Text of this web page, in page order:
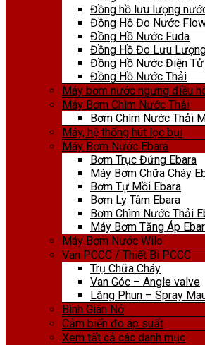
Đồng hồ lưu lượng
Đồng Hồ Đo Nước
Đồng Hồ Nước Fuda
Đồng Hồ Đo Lưu
Đồng Hồ Nước Điện Tử
Đồng Hồ Nước Thải
Máy bơm nước ngưng điều
Máy Bơm Chìm Nước Thải
Bơm Chìm Nước Thải
Máy, hệ thống hút lọc bụi
Máy Bơm Nước Ebara
Bơm Trục Đứng Ebara
Máy Bơm Chữa Cháy
Bơm Tự Mồi Ebara
Bơm Ly Tâm Ebara
Bơm Chìm Nước Thải
Máy Bơm Tăng Áp
Máy Bơm Nước Wilo
Van PCCC / Thiết Bị PCCC
Trụ Chữa Cháy
Van Góc – Angle valve
Lăng Phun – Spray
Bình Giãn Nở
Cảm biến đo áp suất
Xem tất cả các danh mục